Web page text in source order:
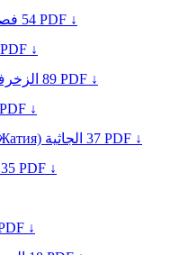
54 PDF ↓
PDF ↓
89 PDF ↓
PDF ↓
الجاثية 37 PDF ↓
35 PDF ↓
↓